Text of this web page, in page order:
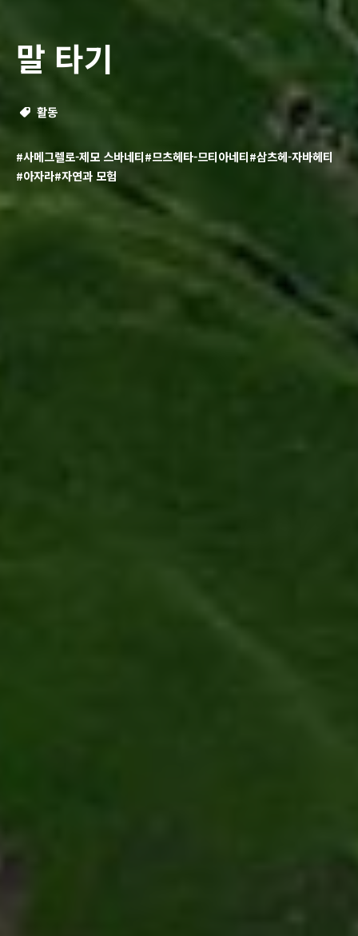
말 타기
활동
#사메그렐로-제모 스바네티#므츠헤타-므티아네티#삼츠헤-자바헤티
#아자라#자연과 모험